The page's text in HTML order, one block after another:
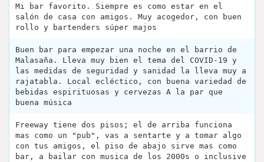
Mi bar favorito. Siempre es como estar en el
salón de casa con amigos. Muy acogedor, con buen
rollo y bartenders súper majos
Buen bar para empezar una noche en el barrio de
Malasaña. Lleva muy bien el tema del COVID-19 y
las medidas de seguridad y sanidad la lleva muy a
rajatabla. Local ecléctico, con buena variedad de
bebidas espirituosas y cervezas A la par que
buena música
Freeway tiene dos pisos; el de arriba funciona
mas como un "pub", vas a sentarte y a tomar algo
con tus amigos, el piso de abajo sirve mas como
bar, a bailar con musica de los 2000s o inclusive